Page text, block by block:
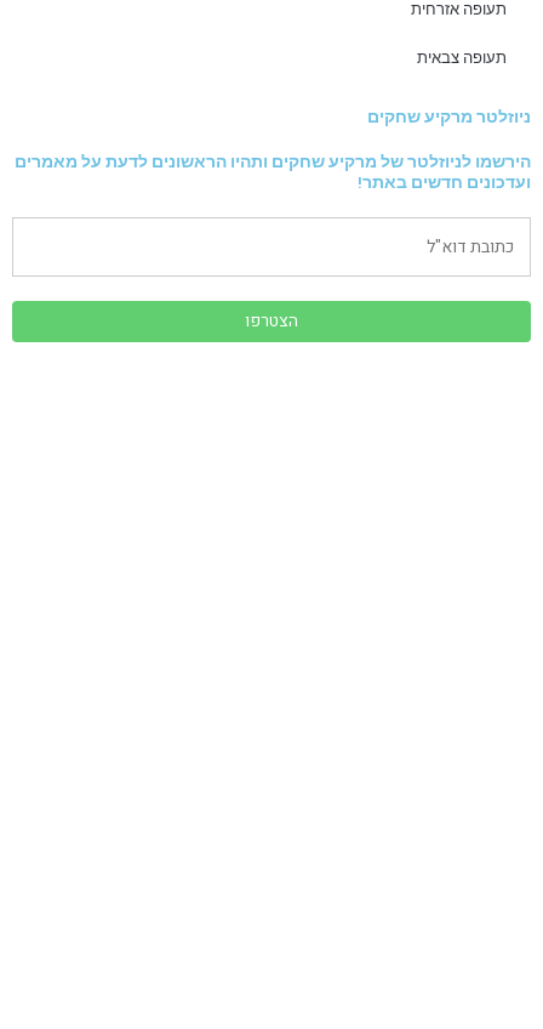
תעופה אזרחית
תעופה צבאית
ניוזלטר מרקיע שחקים
הירשמו לניוזלטר של מרקיע שחקים ותהיו הראשונים לדעת על מאמרים
ועדכונים חדשים באתר!